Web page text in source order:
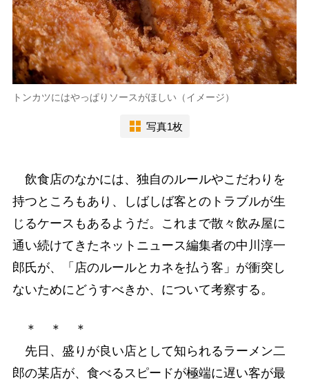
トンカツにはやっぱりソースがほしい（イメージ）
写真1枚
飲食店のなかには、独自のルールやこだわりを
持つところもあり、しばしば客とのトラブルが生
じるケースもあるようだ。これまで散々飲み屋に
通い続けてきたネットニュース編集者の中川淳一
郎氏が、「店のルールとカネを払う客」が衝突し
ないためにどうすべきか、について考察する。
＊ ＊ ＊
先日、盛りが良い店として知られるラーメン二
郎の某店が、食べるスピードが極端に遅い客が最